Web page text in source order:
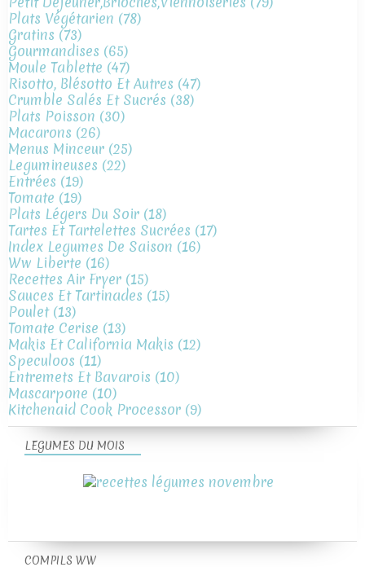
Plats Végétarien (78)
Gratins (73)
Gourmandises (65)
Moule Tablette (47)
Risotto, Blésotto Et Autres (47)
Crumble Salés Et Sucrés (38)
Plats Poisson (30)
Macarons (26)
Menus Minceur (25)
Legumineuses (22)
Entrées (19)
Tomate (19)
Plats Légers Du Soir (18)
Tartes Et Tartelettes Sucrées (17)
Index Legumes De Saison (16)
Ww Liberte (16)
Recettes Air Fryer (15)
Sauces Et Tartinades (15)
Poulet(13)
Tomate Cerise (13)
Makis Et California Makis (12)
Speculoos (11)
Entremets Et Bavarois (10)
Mascarpone (10)
Kitchenaid Cook Processor (9)
LEGUMES DU MOIS
COMPILS WW